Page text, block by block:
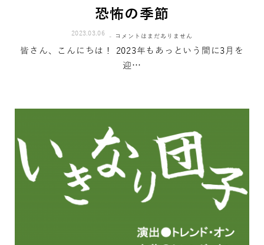
恐怖の季節
2023.03.06 コメントはまだありません
皆さん、こんにちは！ 2023年もあっという間に3月を
迎…